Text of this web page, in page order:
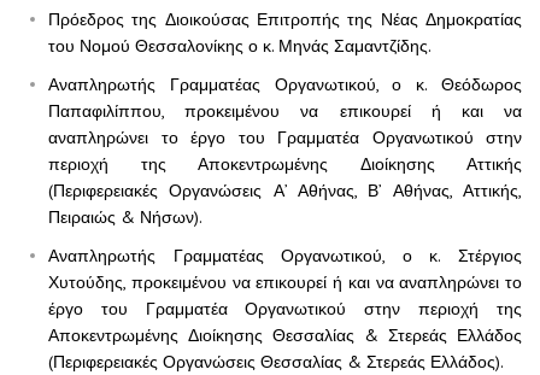
Πρόεδρος της Διοικούσας Επιτροπής της Νέας Δημοκρατίας
του Νομού Θεσσαλονίκης ο κ. Μηνάς Σαμαντζίδης.
Αναπληρωτής Γραμματέας Οργανωτικού, ο κ. Θεόδωρος
Παπαφιλίππου, προκειμένου να επικουρεί ή και να
αναπληρώνει το έργο του Γραμματέα Οργανωτικού στην
περιοχή της Αποκεντρωμένης Διοίκησης Αττικής
(Περιφερειακές Οργανώσεις Α’ Αθήνας, Β’ Αθήνας, Αττικής,
Πειραιώς & Νήσων).
Αναπληρωτής Γραμματέας Οργανωτικού, ο κ. Στέργιος
Χυτούδης, προκειμένου να επικουρεί ή και να αναπληρώνει το
έργο του Γραμματέα Οργανωτικού στην περιοχή της
Αποκεντρωμένης Διοίκησης Θεσσαλίας & Στερεάς Ελλάδος
(Περιφερειακές Οργανώσεις Θεσσαλίας & Στερεάς Ελλάδος).